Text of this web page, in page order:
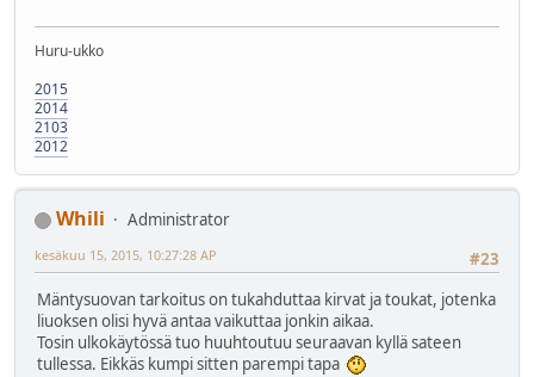
Huru-ukko
2015
2014
2103
2012
Whili
Administrator
#23
kesäkuu 15, 2015, 10:27:28 AP
Mäntysuovan tarkoitus on tukahduttaa kirvat ja toukat, jotenka
liuoksen olisi hyvä antaa vaikuttaa jonkin aikaa.
Tosin ulkokäytössä tuo huuhtoutuu seuraavan kyllä sateen
tullessa. Eikkäs kumpi sitten parempi tapa